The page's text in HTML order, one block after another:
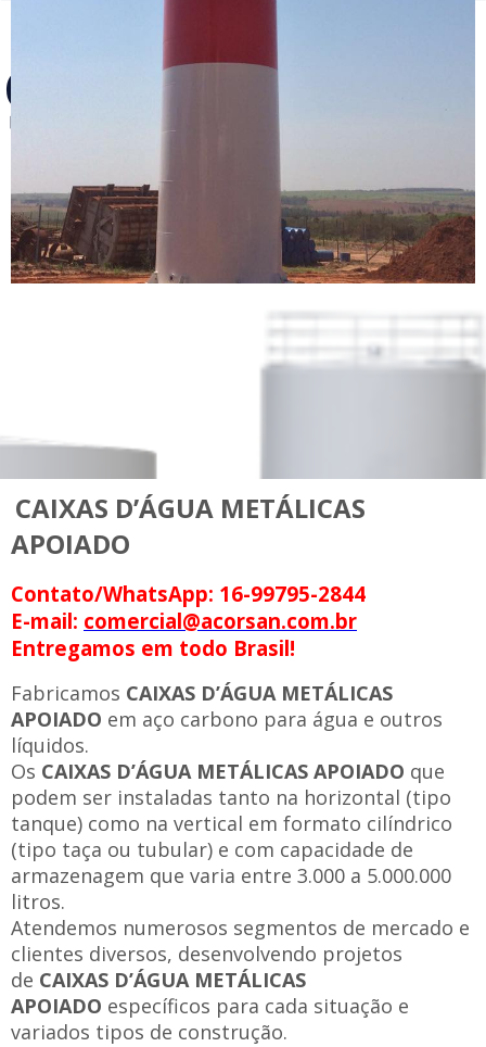
CAIXAS D’ÁGUA METÁLICAS
APOIADO
Contato/WhatsApp: 16-99795-2844
E-mail: comercial@acorsan.com.br
Entregamos em todo Brasil!
Fabricamos CAIXAS D’ÁGUA METÁLICAS
APOIADO em aço carbono para água e outros
líquidos.
Os CAIXAS D’ÁGUA METÁLICAS APOIADO que
podem ser instaladas tanto na horizontal (tipo
tanque) como na vertical em formato cilíndrico
(tipo taça ou tubular) e com capacidade de
armazenagem que varia entre 3.000 a 5.000.000
litros.
Atendemos numerosos segmentos de mercado e
clientes diversos, desenvolvendo projetos
de CAIXAS D’ÁGUA METÁLICAS
APOIADO específicos para cada situação e
variados tipos de construção.